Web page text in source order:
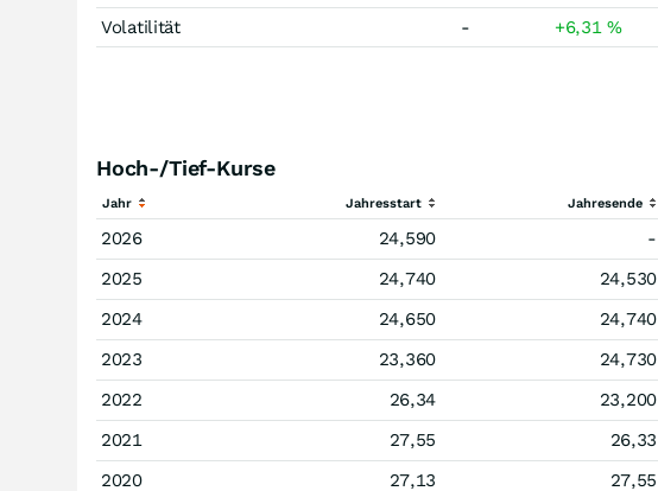
Volatilität
- +6,31%
Hoch-/Tief-Kurse
Jahr Jahresstart Jahresende
2026 24,590 -
2025
24,740 24,530
2024
24,650 24,740
2023
23,360 24,730
2022
26,34 23,200
2021
27,55 26,33
2020
27,13 27,55